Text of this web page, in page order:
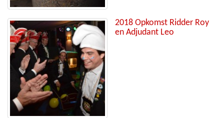
2018 Opkomst Ridder Roy
en Adjudant Leo